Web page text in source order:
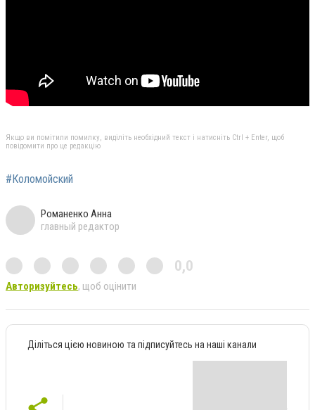
Якщо ви помітили помилку, виділіть необхідний текст і натисніть Ctrl + Enter, щоб
повідомити про це редакцію
#Коломойский
Романенко Анна
главный редактор
0,0
Авторизуйтесь, щоб оцінити
Діліться цією новиною та підписуйтесь на наші канали